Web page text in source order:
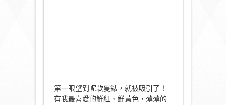
第一眼望到呢款隻錶，就被吸引了！
有我最喜愛的鮮紅、鮮黃色，薄薄的